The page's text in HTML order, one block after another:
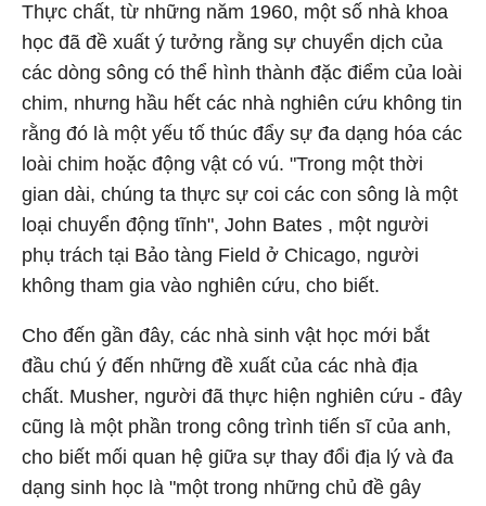
Thực chất, từ những năm 1960, một số nhà khoa
học đã đề xuất ý tưởng rằng sự chuyển dịch của
các dòng sông có thể hình thành đặc điểm của loài
chim, nhưng hầu hết các nhà nghiên cứu không tin
rằng đó là một yếu tố thúc đẩy sự đa dạng hóa các
loài chim hoặc động vật có vú. "Trong một thời
gian dài, chúng ta thực sự coi các con sông là một
loại chuyển động tĩnh", John Bates , một người
phụ trách tại Bảo tàng Field ở Chicago, người
không tham gia vào nghiên cứu, cho biết.
Cho đến gần đây, các nhà sinh vật học mới bắt
đầu chú ý đến những đề xuất của các nhà địa
chất. Musher, người đã thực hiện nghiên cứu - đây
cũng là một phần trong công trình tiến sĩ của anh,
cho biết mối quan hệ giữa sự thay đổi địa lý và đa
dạng sinh học là "một trong những chủ đề gây